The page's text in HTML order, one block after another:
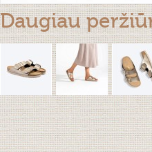
Daugiau